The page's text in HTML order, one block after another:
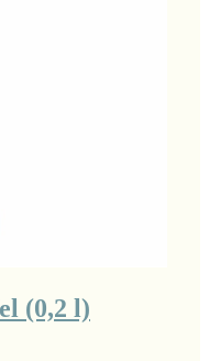
(0,2 l)